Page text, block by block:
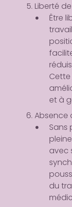
Liberté
Être
et à
Absence
Sans
avec
du